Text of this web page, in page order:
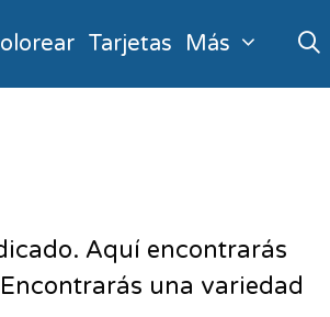
Tarjetas Más
Aquí encontrarás
una variedad